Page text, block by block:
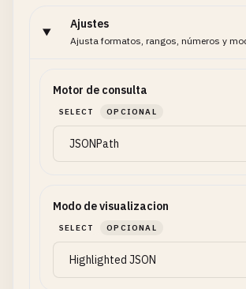
Ajustes
Ajusta formatos, rangos, números y
Motor de consulta
SELECT OPCIONAL
Modo de visualizacion
SELECT OPCIONAL